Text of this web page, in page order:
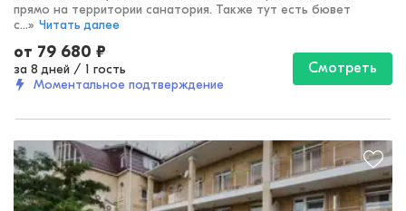
прямо на территории санатория. Также тут есть бювет
с...» Читать далее
от 79 680 ₽
за 8 дней / 1 гость
Моментальное подтверждение
Смотреть